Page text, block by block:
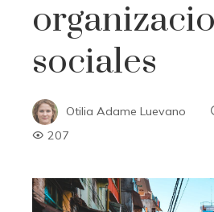
sociales
Otilia Adame Luevano
207